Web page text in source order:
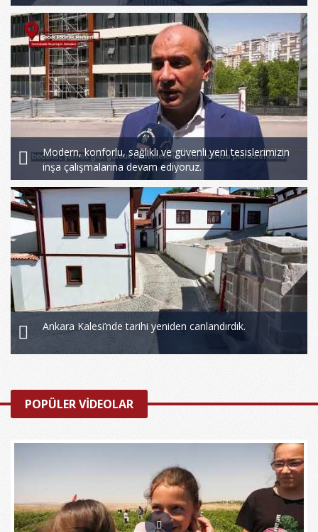
Modern, konforlu, sağlıklı ve güvenli yeni tesislerimizin
inşa çalışmalarına devam ediyoruz.
Ankara Kalesi’nde tarihi yeniden canlandırdık.
POPÜLER VİDEOLAR